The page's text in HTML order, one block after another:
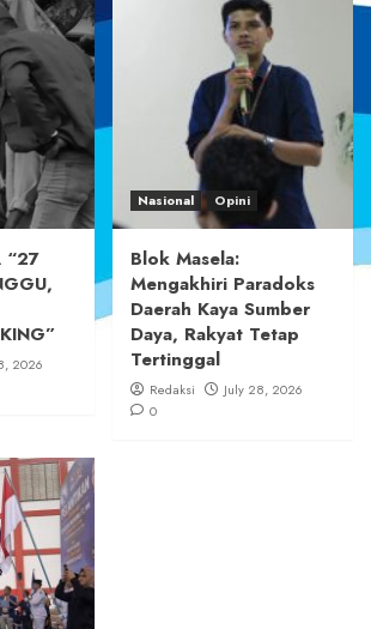
“27
2026
Nasional Opini
Blok Masela:
Mengakhiri Paradoks
Daerah Kaya Sumber
Daya, Rakyat Tetap
Tertinggal
Redaksi
July 28, 2026
0